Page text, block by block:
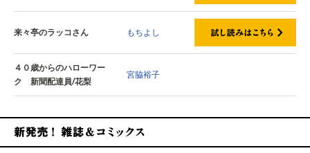
来々亭のラッコさん もちよし
４０歳からのハローワー
ク 新聞配達員/花梨
宮脇裕子